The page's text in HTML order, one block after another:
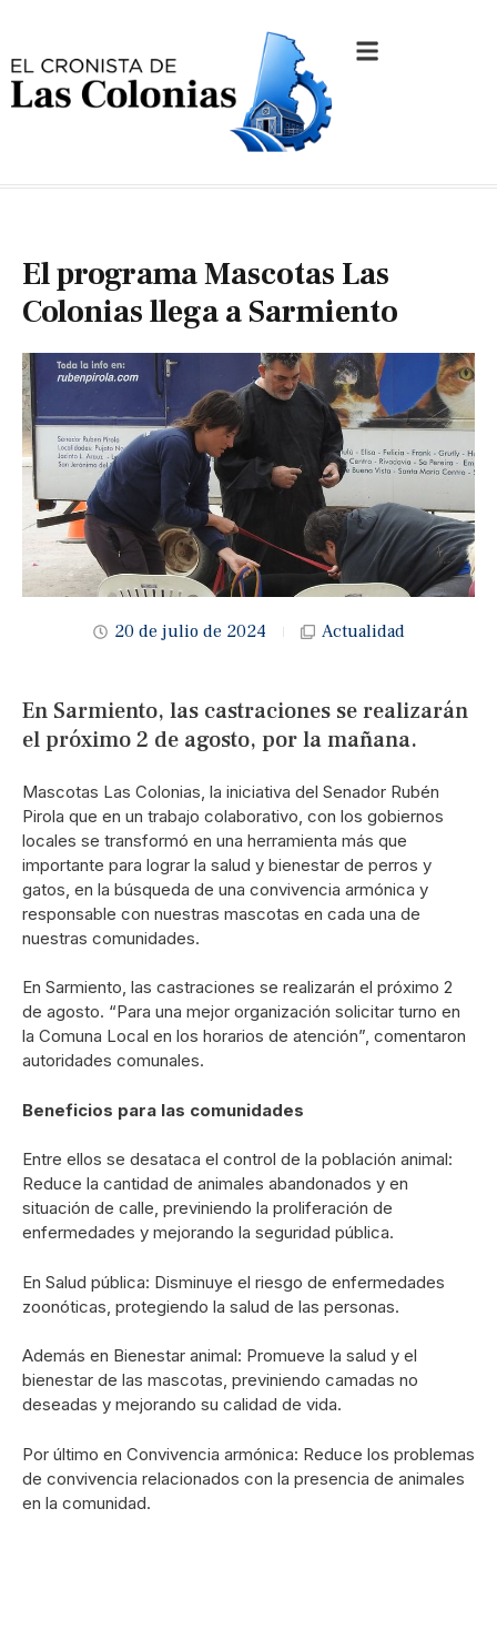
El programa Mascotas Las
Colonias llega a Sarmiento
20 de julio de 2024 Actualidad
En Sarmiento, las castraciones se realizarán
el próximo 2 de agosto, por la mañana.
Mascotas Las Colonias, la iniciativa del Senador Rubén
Pirola que en un trabajo colaborativo, con los gobiernos
locales se transformó en una herramienta más que
importante para lograr la salud y bienestar de perros y
gatos, en la búsqueda de una convivencia armónica y
responsable con nuestras mascotas en cada una de
nuestras comunidades.
En Sarmiento, las castraciones se realizarán el próximo 2
de agosto. “Para una mejor organización solicitar turno en
la Comuna Local en los horarios de atención”, comentaron
autoridades comunales.
Beneficios para las comunidades
Entre ellos se desataca el control de la población animal:
Reduce la cantidad de animales abandonados y en
situación de calle, previniendo la proliferación de
enfermedades y mejorando la seguridad pública.
En Salud pública: Disminuye el riesgo de enfermedades
zoonóticas, protegiendo la salud de las personas.
Además en Bienestar animal: Promueve la salud y el
bienestar de las mascotas, previniendo camadas no
deseadas y mejorando su calidad de vida.
Por último en Convivencia armónica: Reduce los problemas
de convivencia relacionados con la presencia de animales
en la comunidad.